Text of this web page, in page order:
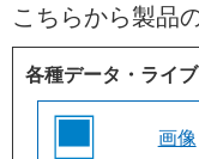
こちらから製品
各種データ・ライ
画像